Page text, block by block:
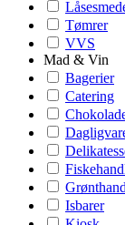
Tømrer
VVS
Mad & Vin
Bagerier
Catering
Isbarer